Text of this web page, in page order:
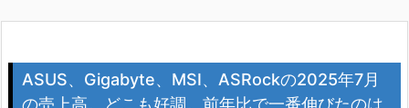
ASUS、Gigabyte、MSI、ASRockの2025年7月
の売上高。どこも好調。前年比で一番伸びたのは